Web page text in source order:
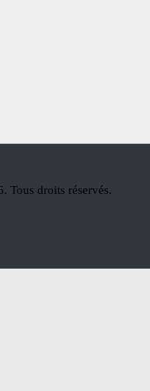
Tous droits réservés.